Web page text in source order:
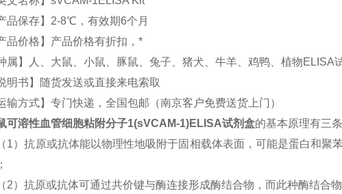
品保存】 2-8℃，有效期6个月
品价格】产品价格有折扣，*
属】人、大鼠、小鼠、豚鼠、兔子、猪犬、牛羊、鸡鸭、植物ELISA
明书】随货发送或直接来电索取
输方式】专门快递，全国包邮（南京客户免费送货上门）
可溶性血管细胞粘附分子1(sVCAM-1)ELISA试剂盒的基本原理有三条
（1）抗原或抗体能以物理性地吸附于固相载体表面，可能是蛋白和聚
（2）抗原或抗体可通过共价键与酶连接形成酶结合物，而此种酶结合